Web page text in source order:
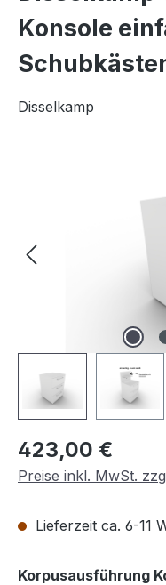
Konsole
Disselkamp
Regulärer Preis:
423,00 €
Preise inkl. MwSt.
Lieferzeit ca. 6-11
Korpusausführung